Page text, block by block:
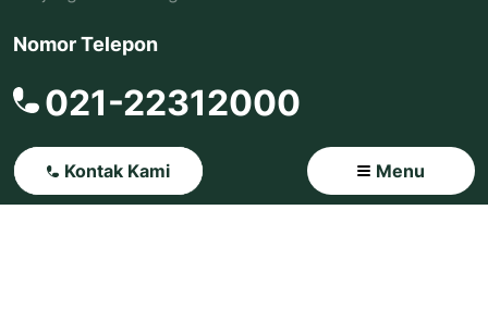
Menu Close
Menu
Kontak Kami
Nomor Telepon
021-22312000